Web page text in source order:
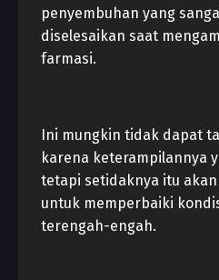
penyembuhan yang
diselesaikan saat
farmasi.
Ini mungkin tidak dapat
karena keterampilannya
tetapi setidaknya itu
untuk memperbaiki
terengah-engah.